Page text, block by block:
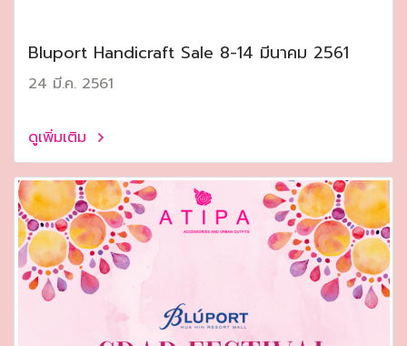
Bluport Handicraft Sale 8-14 มีนาคม 2561
24 มี.ค. 2561
ดูเพิ่มเติม